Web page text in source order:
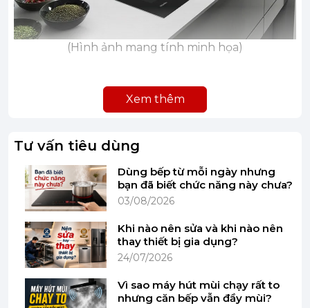
(Hình ảnh mang tính minh họa)
- Bếp từ Miele KM 7999 FL có thiết kế đa điểm 5
PowerFlex Plus cho những dụng cụ nấu có kích
thước lớn, giúp bạn thoải mái chế biến các món ăn.
Xem thêm
Tư vấn tiêu dùng
Dùng bếp từ mỗi ngày nhưng
bạn đã biết chức năng này chưa?
03/08/2026
Khi nào nên sửa và khi nào nên
thay thiết bị gia dụng?
24/07/2026
Vì sao máy hút mùi chạy rất to
nhưng căn bếp vẫn đầy mùi?